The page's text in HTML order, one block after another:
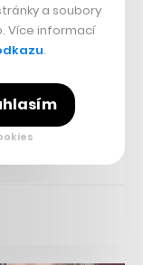
a soubory
Více informací
.